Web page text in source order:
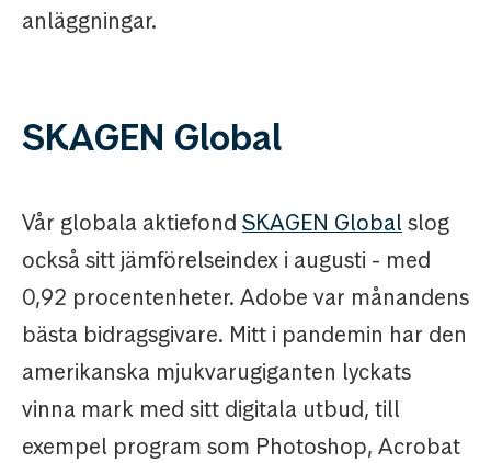
anläggningar.
SKAGEN Global
Vår globala aktiefond SKAGEN Global slog
också sitt jämförelseindex i augusti - med
0,92 procentenheter. Adobe var månandens
bästa bidragsgivare. Mitt i pandemin har den
amerikanska mjukvarugiganten lyckats
vinna mark med sitt digitala utbud, till
exempel program som Photoshop, Acrobat